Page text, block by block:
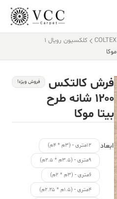
COLTEX
کلکسیون رویال 1
فرش کالتکس
۱۲۰۰ شانه طرح
بیتا موکا
فروش ویژه!
ابعاد
۱۲متری - (۳م * ۴م)
۹متری - (۳.۵م * ۲.۵م)
۶متری - (۳م * ۲م)
۴متری - (۱.۵م * ۲.۲۵م)